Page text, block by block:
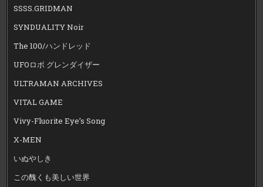
SSSS.GRIDMAN
SYNDUALITY Noir
The 100/ハンドレッド
UFOロボ グレンダイザー
ULTRAMAN ARCHIVES
VITAL GAME
Vivy-Fluorite Eye’s Song
X-MEN
いぬやしき
この醜くも美しい世界